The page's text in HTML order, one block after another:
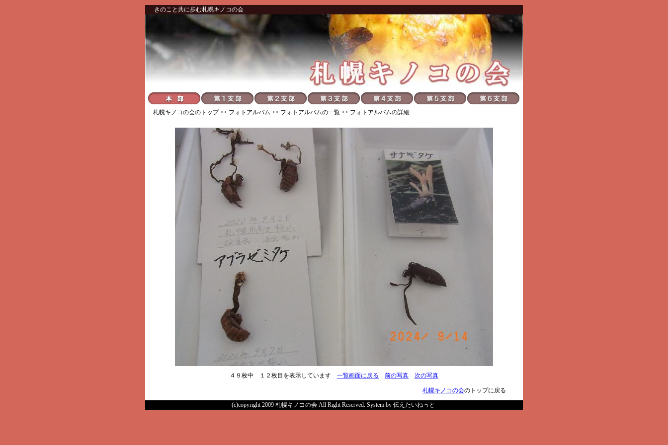
きのこと共に歩む札幌キノコの会
札幌キノコの会のトップ >> フォトアルバム >> フォトアルバムの一覧 >> フォトアルバムの詳細
４９枚中 １２枚目を表示しています 一覧画面に戻る 前の写真 次の写真
札幌キノコの会のトップに戻る
(c)copyright 2009 札幌キノコの会 All Right Reserved. System by 伝えたいねっと